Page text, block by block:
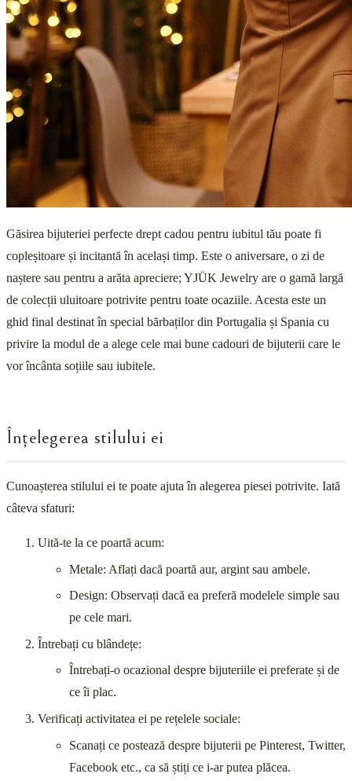
Găsirea bijuteriei perfecte drept cadou pentru iubitul tău poate fi
copleșitoare și incitantă în același timp. Este o aniversare, o zi de
naștere sau pentru a arăta apreciere; YJÜK Jewelry are o gamă largă
de colecții uluitoare potrivite pentru toate ocaziile. Acesta este un
ghid final destinat în special bărbaților din Portugalia și Spania cu
privire la modul de a alege cele mai bune cadouri de bijuterii care le
vor încânta soțiile sau iubitele.
Înțelegerea stilului ei
Cunoașterea stilului ei te poate ajuta în alegerea piesei potrivite. Iată
câteva sfaturi:
Uită-te la ce poartă acum:
Metale: Aflați dacă poartă aur, argint sau ambele.
Design: Observați dacă ea preferă modelele simple sau
pe cele mari.
Întrebați cu blândețe:
Întrebați-o ocazional despre bijuteriile ei preferate și de
ce îi plac.
Verificați activitatea ei pe rețelele sociale:
Scanați ce postează despre bijuterii pe Pinterest, Twitter,
Facebook etc., ca să știți ce i-ar putea plăcea.